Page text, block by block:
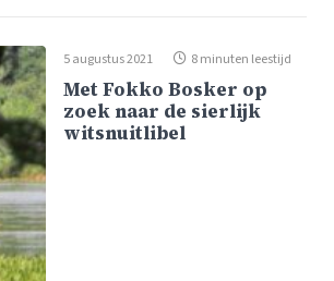
5 augustus 2021 8 minuten leestijd
Met Fokko Bosker op
zoek naar de sierlijk
witsnuitlibel